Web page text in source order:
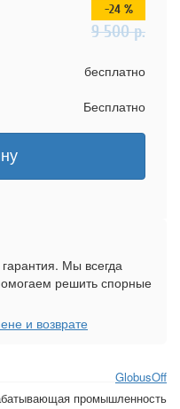
GlobusOff
промышленность
-24 %
9 500р.
бесплатно
Бесплатно
Мы всегда
решить спорные
и возврате